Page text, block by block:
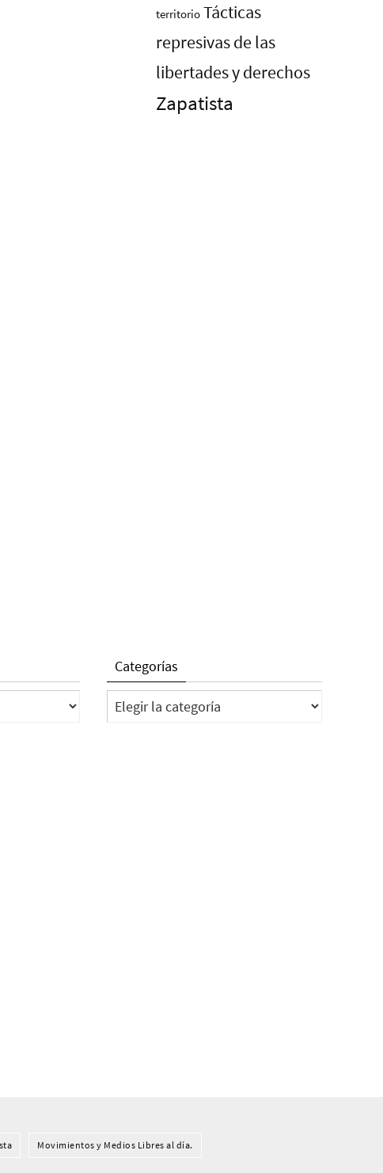
territorio Tácticas
represivas de las
libertades y derechos
Zapatista
Categorías
Categorías
Movimientos y Medios Libres al día.